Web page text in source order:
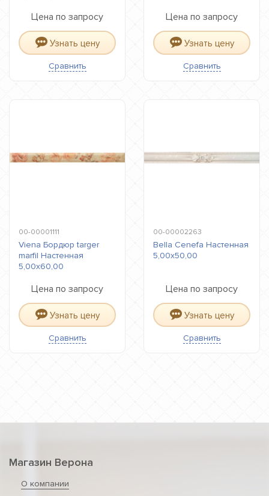
Цена по запросу
Узнать цену
Сравнить
Цена по запросу
Узнать цену
Сравнить
00-00001111
Viena Бордюр targer
marfil Настенная
5,00x60,00
Цена по запросу
Узнать цену
Сравнить
00-00002263
Bella Cenefa Настенная
5,00x50,00
Цена по запросу
Узнать цену
Сравнить
Магазин Верона
О компании